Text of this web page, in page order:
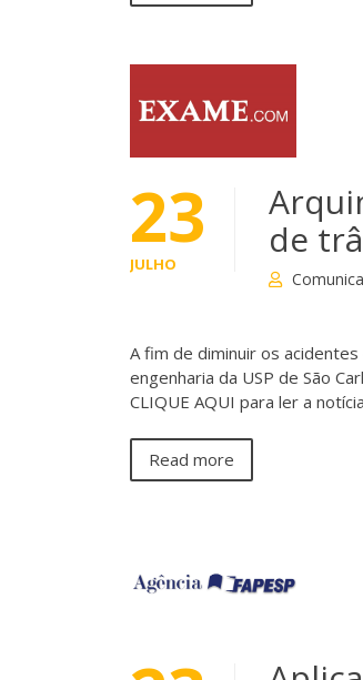
23
JULHO
de
A fim de diminuir os
engenharia da USP de São
CLIQUE AQUI para ler a
Read more